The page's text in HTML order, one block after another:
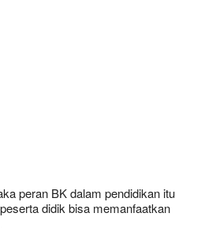
peran BK dalam pendidikan itu
didik bisa memanfaatkan